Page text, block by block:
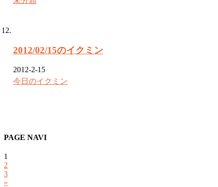
2012/02/15のイクミン
2012-2-15
今日のイクミン
PAGE NAVI
1
2
3
»